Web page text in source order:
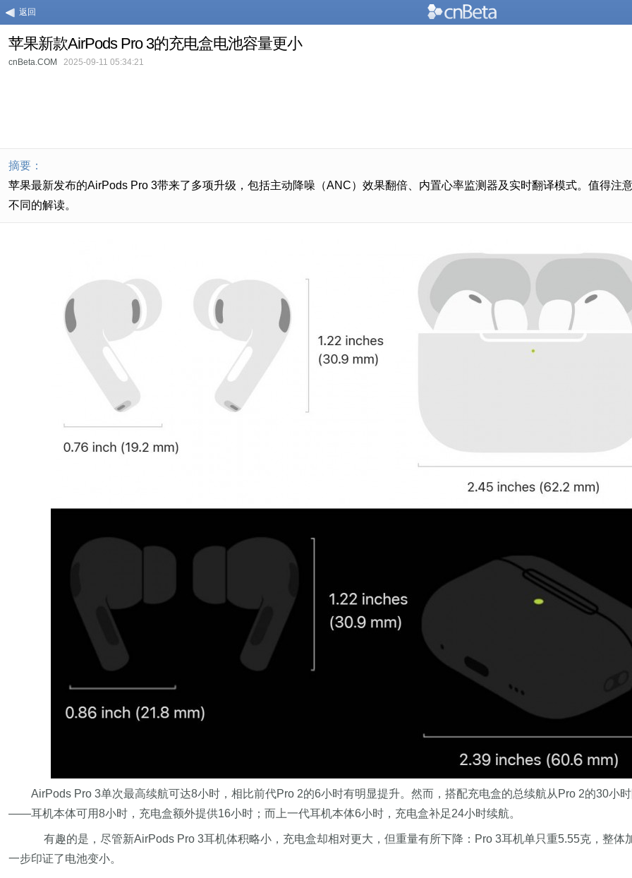
返回
苹果新款AirPods Pro 3的充电盒电池容量更小
cnBeta.COM 2025-09-11 05:34:21
摘要：
苹果最新发布的AirPods Pro 3带来了多项升级，包括主动降噪（ANC）效果翻倍、内置心率监测器及实时翻译模式。值得注
不同的解读。
AirPods Pro 3单次最高续航可达8小时，相比前代Pro 2的6小时有明显提升。然而，搭配充电盒的总续航从Pro 2的30小
——耳机本体可用8小时，充电盒额外提供16小时；而上一代耳机本体6小时，充电盒补足24小时续航。
有趣的是，尽管新AirPods Pro 3耳机体积略小，充电盒却相对更大，但重量有所下降：Pro 3耳机单只重5.55克，整
一步印证了电池变小。